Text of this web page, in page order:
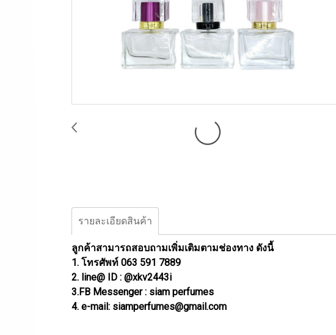
รายละเอียดสินค้า
ลูกค้าสามารถสอบถามเพิ่มเติมตามช่องทาง ดังนี้
1. โทรศัพท์ 063 591 7889
2. line@ ID : @xkv2443i
3.FB Messenger : siam perfumes
4. e-mail: siamperfumes@gmail.com